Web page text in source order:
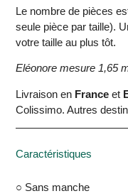
Le nombre de pièces
seule pièce par taille).
votre taille au plus tôt.
Eléonore mesure 1,65
Livraison en France et
Colissimo. Autres
Caractéristiques
○ Sans manche